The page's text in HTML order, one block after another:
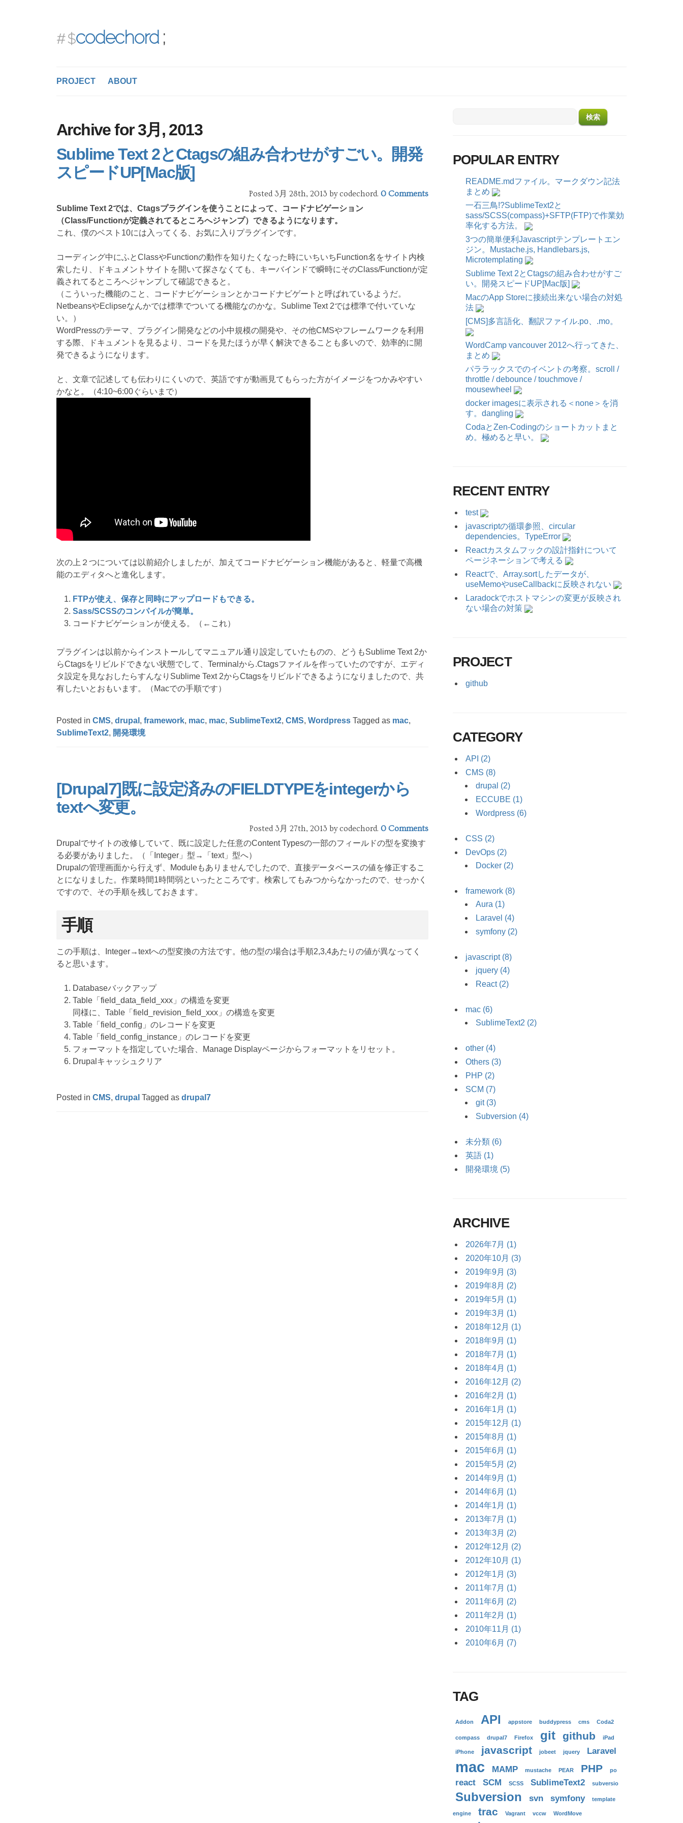
codechord
PROJECT ABOUT
Archive for 3月, 2013
Sublime Text 2とCtagsの組み合わせがすごい。開発
スピードUP[Mac版]
Posted 3月 28th, 2013 by codechord. 0 Comments
Sublime Text 2では、Ctagsプラグインを使うことによって、コードナビゲーション
（Class/Functionが定義されてるところへジャンプ）できるようになります。
これ、僕のベスト10には入ってくる、お気に入りプラグインです。
コーディング中にふとClassやFunctionの動作を知りたくなった時にいちいちFunction名をサイト内検
索したり、ドキュメントサイトを開いて探さなくても、キーバインドで瞬時にそのClass/Functionが定
義されてるところへジャンプして確認できると。
（こういった機能のこと、コードナビゲーションとかコードナビゲートと呼ばれているようだ。
NetbeansやEclipseなんかでは標準でついてる機能なのかな。Sublime Text 2では標準で付いていな
い。）
WordPressのテーマ、プラグイン開発などの小中規模の開発や、その他CMSやフレームワークを利用
する際、ドキュメントを見るより、コードを見たほうが早く解決できることも多いので、効率的に開
発できるようになります。
と、文章で記述しても伝わりにくいので、英語ですが動画見てもらった方がイメージをつかみやすい
かなと。（4:10~6:00ぐらいまで）
次の上２つについては以前紹介しましたが、加えてコードナビゲーション機能があると、軽量で高機
能のエディタへと進化します。
FTPが使え、保存と同時にアップロードもできる。
Sass/SCSSのコンパイルが簡単。
コードナビゲーションが使える。（←これ）
プラグインは以前からインストールしてマニュアル通り設定していたものの、どうもSublime Text 2か
らCtagsをリビルドできない状態でして、Terminalから.Ctagsファイルを作っていたのですが、エディ
タ設定を見なおしたらすんなりSublime Text 2からCtagsをリビルドできるようになりましたので、共
有したいとおもいます。（Macでの手順です）
Posted in CMS, drupal , framework, mac, mac, SublimeText2, CMS, Wordpress Tagged as mac,
SublimeText2, 開発環境
[Drupal7]既に設定済みのFIELDTYPEをintegerから
textへ変更。
Posted 3月 27th, 2013 by codechord. 0 Comments
Drupalでサイトの改修していて、既に設定した任意のContent Typesの一部のフィールドの型を変換す
る必要がありました。（「Integer」型→「text」型へ）
Drupalの管理画面から行えず、Moduleもありませんでしたので、直接データベースの値を修正するこ
とになりました。作業時間1時間弱といったところです。検索してもみつからなかったので、せっかく
ですので、その手順を残しておきます。
手順
この手順は、Integer→textへの型変換の方法です。他の型の場合は手順2,3,4あたりの値が異なってく
ると思います。
Databaseバックアップ
Table「field_data_field_xxx」の構造を変更
同様に、Table「field_revision_field_xxx」の構造を変更
Table「field_config」のレコードを変更
Table「field_config_instance」のレコードを変更
フォーマットを指定していた場合、Manage Displayページからフォーマットをリセット。
Drupalキャッシュクリア
Posted in CMS, drupal Tagged as drupal7
POPULAR ENTRY
README.mdファイル。マークダウン記法
まとめ
一石三鳥!?SublimeText2と
sass/SCSS(compass)+SFTP(FTP)で作業効
率化する方法。
3つの簡単便利Javascriptテンプレートエン
ジン。Mustache.js, Handlebars.js,
Microtemplating
Sublime Text 2とCtagsの組み合わせがすご
い。開発スピードUP[Mac版]
MacのApp Storeに接続出来ない場合の対処
法
[CMS]多言語化、翻訳ファイル.po、.mo。
WordCamp vancouver 2012へ行ってきた、
まとめ
パララックスでのイベントの考察。scroll /
throttle / debounce / touchmove /
mousewheel
docker imagesに表示される＜none＞を消
す。dangling
CodaとZen-Codingのショートカットまと
め。極めると早い。
RECENT ENTRY
test
javascriptの循環参照、circular
dependencies。TypeError
Reactカスタムフックの設計指針について
ページネーションで考える
Reactで、Array.sortしたデータが、
useMemoやuseCallbackに反映されない
Laradockでホストマシンの変更が反映され
ない場合の対策
PROJECT
github
CATEGORY
API (2)
CMS (8)
drupal (2)
ECCUBE (1)
Wordpress (6)
CSS (2)
DevOps (2)
Docker (2)
framework (8)
Aura (1)
Laravel (4)
symfony (2)
javascript (8)
jquery (4)
React (2)
mac (6)
SublimeText2 (2)
other (4)
Others (3)
PHP (2)
SCM (7)
git (3)
Subversion (4)
未分類 (6)
英語 (1)
開発環境 (5)
ARCHIVE
2026年7月 (1)
2020年10月 (3)
2019年9月 (3)
2019年8月 (2)
2019年5月 (1)
2019年3月 (1)
2018年12月 (1)
2018年9月 (1)
2018年7月 (1)
2018年4月 (1)
2016年12月 (2)
2016年2月 (1)
2016年1月 (1)
2015年12月 (1)
2015年8月 (1)
2015年6月 (1)
2015年5月 (2)
2014年9月 (1)
2014年6月 (1)
2014年1月 (1)
2013年7月 (1)
2013年3月 (2)
2012年12月 (2)
2012年10月 (1)
2012年1月 (3)
2011年7月 (1)
2011年6月 (2)
2011年2月 (1)
2010年11月 (1)
2010年6月 (7)
TAG
Addon API appstore buddypress cms Coda2
compass drupal7 Firefox git github iPad
iPhone javascript jobeet jquery Laravel
mac MAMP mustache PEAR PHP po
react SCM SCSS SublimeText2 subversio
Subversion svn symfony template
engine trac Vagrant vccw WordMove